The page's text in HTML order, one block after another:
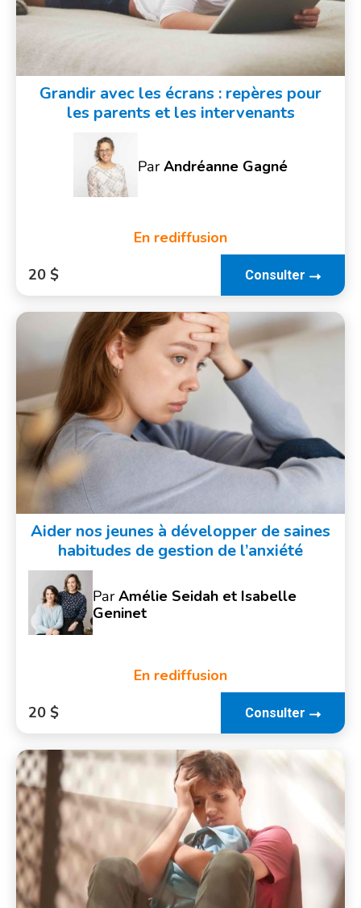
Grandir avec les écrans : repères pour
les parents et les intervenants
ParAndréanne Gagné
En rediffusion
20 $
Consulter
Aider nos jeunes à développer de saines
habitudes de gestion de l’anxiété
ParAmélie Seidah et Isabelle
Geninet
En rediffusion
20 $
Consulter